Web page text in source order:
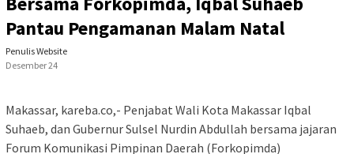
Pantau Pengamanan Malam Natal
Penulis Website
Desember 24
Makassar, kareba.co,- Penjabat Wali Kota Makassar Iqbal
Suhaeb, dan Gubernur Sulsel Nurdin Abdullah bersama jajaran
Forum Komunikasi Pimpinan Daerah (Forkopimda)